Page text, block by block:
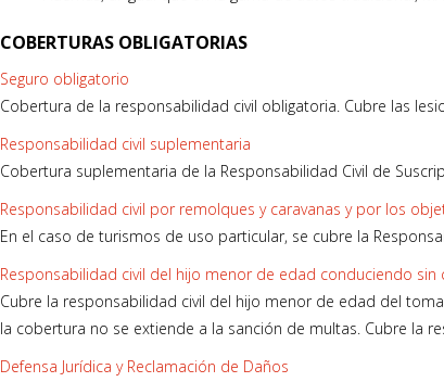
COBERTURAS OBLIGATORIAS
Seguro obligatorio
Cobertura de la responsabilidad civil obligatoria. Cubre las
Responsabilidad civil suplementaria
Cobertura suplementaria de la Responsabilidad Civil de
Responsabilidad civil por remolques y caravanas y por los
En el caso de turismos de uso particular, se cubre la
Responsabilidad civil del hijo menor de edad conduciendo sin
Cubre la responsabilidad civil del hijo menor de edad del
la cobertura no se extiende a la sanción de multas. Cubre la
Defensa Jurídica y Reclamación de Daños